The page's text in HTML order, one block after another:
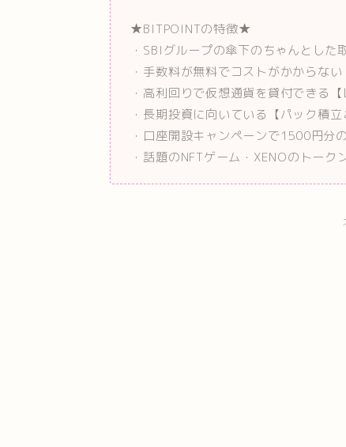
★BITPOINTの特徴★
・SBIグループの傘下のちゃんとした
・手数料が無料でコストがかからない
・高利回りで仮想通貨を貸付できる【
・長期投資に向いている【パック積立
・口座開設キャンペーンで1500円分
・話題のNFTゲーム・XENOのトーク